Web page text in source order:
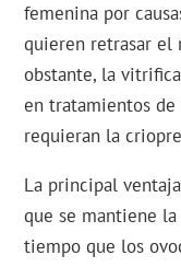
femenina por
quieren retrasar el
obstante, la
en tratamientos de
requieran la
La principal
que se mantiene
tiempo que los